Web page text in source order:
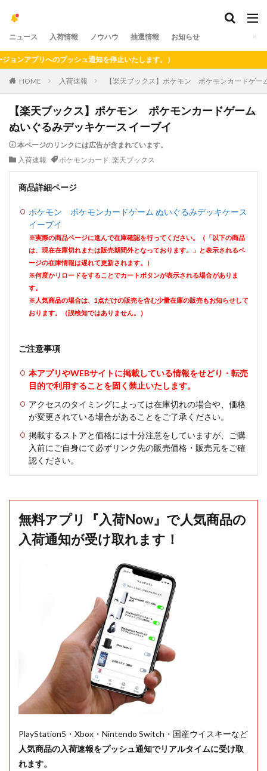
ニュース 入荷情報 ノウハウ 抽選情報 お知らせ
プリへのプッシュ通知を停止いたします。）
HOME 入荷速報 【楽天ブックス】ポケモン ポケモンカードゲー
【楽天ブックス】ポケモン ポケモンカードゲーム
ぬいぐるみデッキケース イーブイ
本ページのリンクには広告が含まれています。
入荷速報
ポケモンカード, 楽天ブックス
商品詳細ページ
ポケモン ポケモンカードゲーム ぬいぐるみデッキケース
イーブイ
※実際の商品ページに進んで在庫確認を行ってください。（「以下の商品
は、現在在庫切れまたは販売期間外となっております。」と表示されるペ
ージの在庫情報は遅れて更新されます。）
※何度かリロードをすることでカートボタンが表示される場合がありま
す。
※人気商品の場合は、1点だけの販売を含む少量在庫の販売もお知らせして
おります。（誤検知ではありません。）
ご注意事項
本アプリやWEBサイトに掲載している情報をせどり・転売
目的で利用することを固く禁止いたします。
アクセスのタイミングによっては在庫切れの場合や、価格
が変更されている場合があることをご了承ください。
掲載するストアと価格には十分注意をしていますが、ご購
入前にご自身にて必ずリンク先の販売価格・販売元をご確
認ください。
無料アプリ『入荷Now』で人気商品の
入荷通知が受け取れます！
PlayStation5・Xbox・Nintendo Switch・国産ウイスキーなど
人気商品の入荷速報をプッシュ通知でリアルタイムに受け取
れます。